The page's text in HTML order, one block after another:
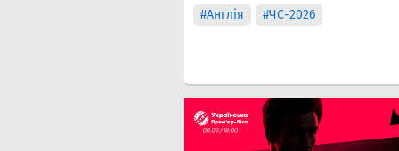
#Англія
#ЧС-2026